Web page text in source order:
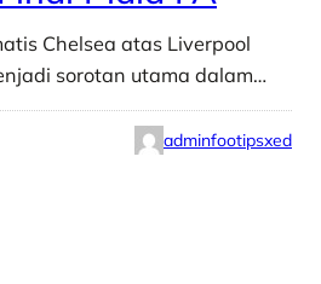
Chelsea atas Liverpool
sorotan utama dalam…
adminfootipsxed